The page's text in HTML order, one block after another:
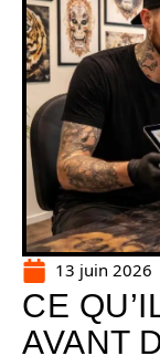
13 juin 2026
CE
AVANT